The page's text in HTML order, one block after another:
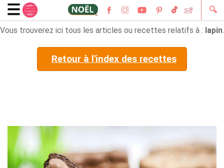
🔍
Vous trouverez ici tous les articles ou recettes relatifs à : lapin
Retour à l'index des recettes